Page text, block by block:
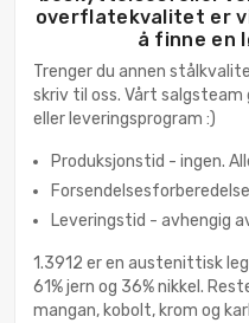
overflatekvalitet er
å finne en
Trenger du annen
skriv til oss. Vårt
eller leveringsprogram :)
Produksjonstid - ingen.
Leveringstid - avhengig
1.3912 er en austenittisk
61% jern og 36% nikkel.
mangan, kobolt, krom og